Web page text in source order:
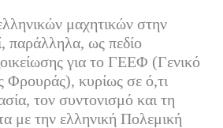
μαχητικών στην
παράλληλα, ως πεδίο
για το ΓΕΕΦ (Γενικό
Φρουράς), κυρίως σε ό,τι
τον συντονισμό και τη
με την ελληνική Πολεμική